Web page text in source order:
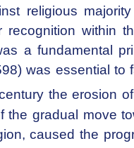
religious
recognition within
a fundamental
was essential to
the erosion
the gradual move
caused the